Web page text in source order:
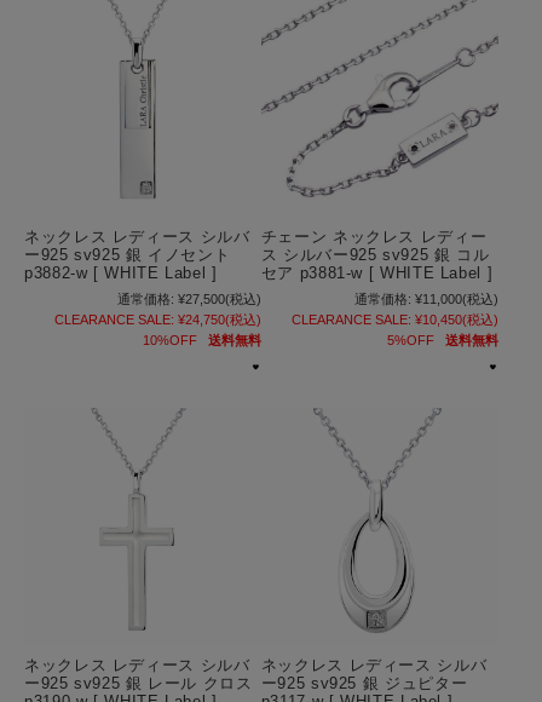
ネックレス レディース シルバ
ー925 sv925 銀 イノセント
p3882-w [ WHITE Label ]
通常価格: ¥27,500(税込)
CLEARANCE SALE: ¥24,750(税込)
10%OFF
送料無料
チェーン ネックレス レディー
ス シルバー925 sv925 銀 コル
セア p3881-w [ WHITE Label ]
通常価格: ¥11,000(税込)
CLEARANCE SALE: ¥10,450(税込)
5%OFF
送料無料
ネックレス レディース シルバ
ー925 sv925 銀 レール クロス
ネックレス レディース シルバ
ー925 sv925 銀 ジュピター